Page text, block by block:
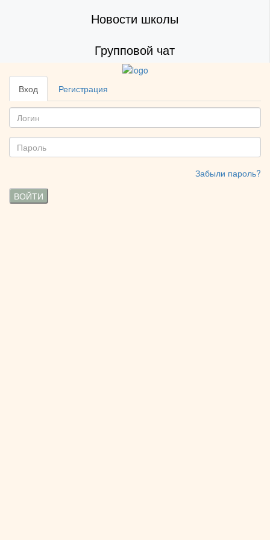
Новости школы
Групповой чат
Вход Регистрация
Забыли пароль?
ВОЙТИ